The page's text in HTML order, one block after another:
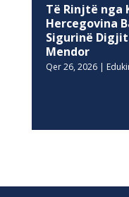
Të Rinjtë nga
Hercegovina
Sigurinë
Mendor
Qer 26, 2026|